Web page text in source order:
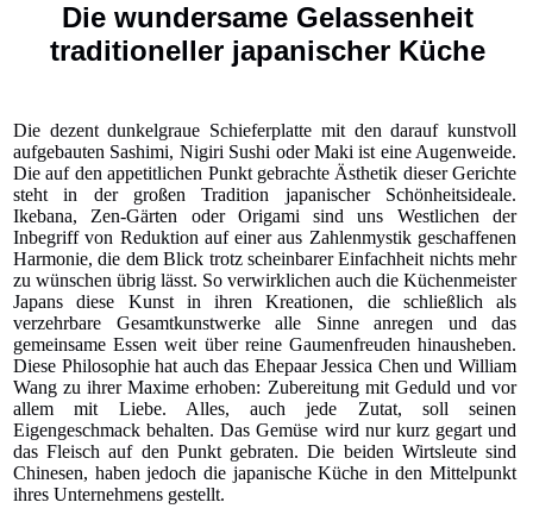
Die wundersame Gelassenheit
traditioneller japanischer Küche
Die dezent dunkelgraue Schieferplatte mit den darauf kunstvoll
aufgebauten Sashimi, Nigiri Sushi oder Maki ist eine Augenweide.
Die auf den appetitlichen Punkt gebrachte Ästhetik dieser Gerichte
steht in der großen Tradition japanischer Schönheitsideale.
Ikebana, Zen-Gärten oder Origami sind uns Westlichen der
Inbegriff von Reduktion auf einer aus Zahlenmystik geschaffenen
Harmonie, die dem Blick trotz scheinbarer Einfachheit nichts mehr
zu wünschen übrig lässt. So verwirklichen auch die Küchenmeister
Japans diese Kunst in ihren Kreationen, die schließlich als
verzehrbare Gesamtkunstwerke alle Sinne anregen und das
gemeinsame Essen weit über reine Gaumenfreuden hinausheben.
Diese Philosophie hat auch das Ehepaar Jessica Chen und William
Wang zu ihrer Maxime erhoben: Zubereitung mit Geduld und vor
allem mit Liebe. Alles, auch jede Zutat, soll seinen
Eigengeschmack behalten. Das Gemüse wird nur kurz gegart und
das Fleisch auf den Punkt gebraten. Die beiden Wirtsleute sind
Chinesen, haben jedoch die japanische Küche in den Mittelpunkt
ihres Unternehmens gestellt.